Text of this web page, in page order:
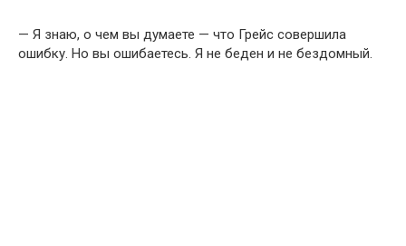
— Я знаю, о чем вы думаете — что Грейс совершила
ошибку. Но вы ошибаетесь. Я не беден и не бездомный.